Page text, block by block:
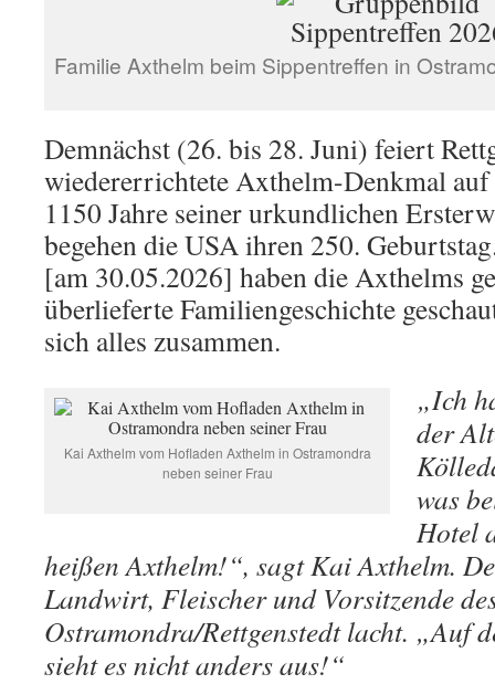
Familie Axthelm beim Sippentreffen in
Demnächst (26. bis 28. Juni) feiert
wiedererrichtete Axthelm-Denkmal
1150 Jahre seiner urkundlichen
begehen die USA ihren 250.
[am 30.05.2026] haben die Axthelms
überlieferte Familiengeschichte
sich alles zusammen.
Kai Axthelm vom Hofladen Axthelm in Ostramondra
neben seiner Frau
„Ich
der
was
Hotel
heißen Axthelm!“, sagt Kai Axthelm.
Landwirt, Fleischer und Vorsitzende
Ostramondra/Rettgenstedt lacht. „Auf
sieht es nicht anders aus!“